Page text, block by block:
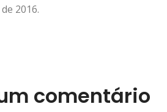
2016.
comentário